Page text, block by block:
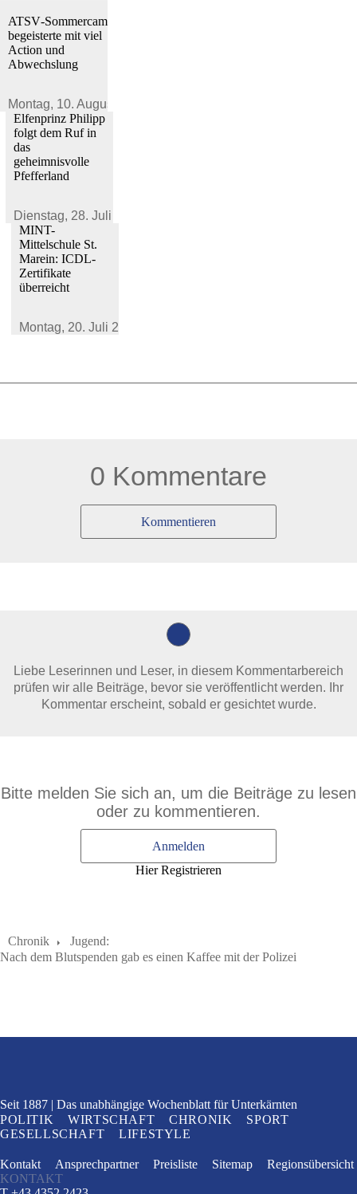
ATSV‑Sommercamp
begeisterte mit viel
Action und
Abwechslung
Montag, 10. August 2026
Elfenprinz Philipp
folgt dem Ruf in
das
geheimnisvolle
Pfefferland
Dienstag, 28. Juli 2026
MINT-
Mittelschule St.
Marein: ICDL-
Zertifikate
überreicht
Montag, 20. Juli 2026
0 Kommentare
Kommentieren
Liebe Leserinnen und Leser, in diesem Kommentarbereich
prüfen wir alle Beiträge, bevor sie veröffentlicht werden. Ihr
Kommentar erscheint, sobald er gesichtet wurde.
Bitte melden Sie sich an, um die Beiträge zu lesen
oder zu kommentieren.
Anmelden
Hier Registrieren
Chronik
Jugend:
Nach dem Blutspenden gab es einen Kaffee mit der Polizei
Seit 1887 Das unabhängige Wochenblatt für Unterkärnten
POLITIK
WIRTSCHAFT CHRONIK
SPORT
GESELLSCHAFT
LIFESTYLE
Kontakt Ansprechpartner Preisliste Sitemap
Regionsübersicht
KONTAKT